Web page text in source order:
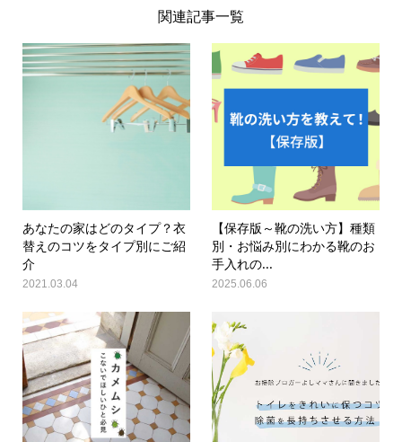
関連記事一覧
あなたの家はどのタイプ？衣
替えのコツをタイプ別にご紹
介
2021.03.04
【保存版～靴の洗い方】種類
別・お悩み別にわかる靴のお
手入れの...
2025.06.06